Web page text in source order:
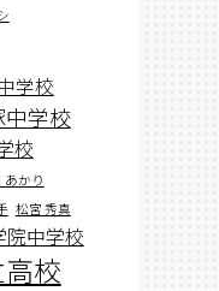
学校
中学校
校
あかり
松宮 秀真
院中学校
校